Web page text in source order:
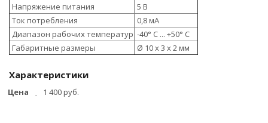
Напряжение питания
5 В
Ток потребления
0,8 мА
Диапазон рабочих температур -40° С ... +50° С
Габаритные размеры
Ø 10 х 3 х 2 мм
Характеристики
Цена 1 400 руб.